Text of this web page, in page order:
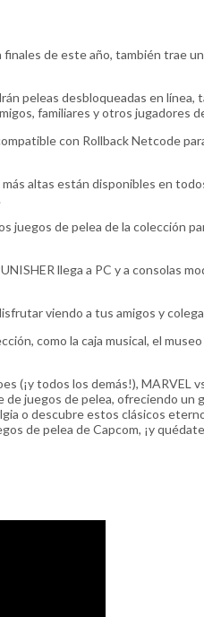
de este año, también trae
peleas desbloqueadas en línea,
familiares y otros jugadores
con Rollback Netcode
altas están disponibles en
juegos de pelea de la colección
llega a PC y a consolas
viendo a tus amigos y
como la caja musical, el
(¡y todos los demás!), MARVEL
juegos de pelea, ofreciendo un
o descubre estos clásicos
de pelea de Capcom, ¡y